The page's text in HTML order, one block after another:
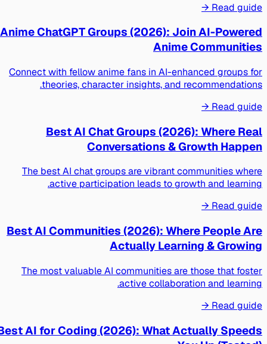
Read guide →
Anime ChatGPT Groups (2026): Join AI-Powered
Anime Communities
Connect with fellow anime fans in AI-enhanced groups for
theories, character insights, and recommendations.
Read guide →
Best AI Chat Groups (2026): Where Real
Conversations & Growth Happen
The best AI chat groups are vibrant communities where
active participation leads to growth and learning.
Read guide →
Best AI Communities (2026): Where People Are
Actually Learning & Growing
The most valuable AI communities are those that foster
active collaboration and learning.
Read guide →
Best AI for Coding (2026): What Actually Speeds